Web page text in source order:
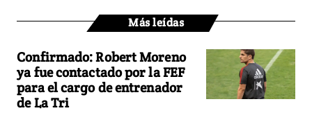
Más leídas
Confirmado: Robert Moreno
ya fue contactado por la FEF
para el cargo de entrenador
de La Tri